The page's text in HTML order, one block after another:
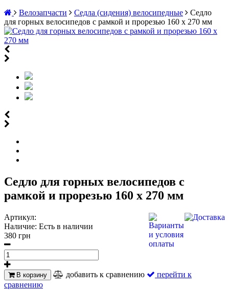
Велозапчасти
Седла (сидения) велосипедные
Седло
для горных велосипедов с рамкой и прорезью 160 х 270 мм
Седло для горных велосипедов с
рамкой и прорезью 160 х 270 мм
Артикул:
Наличие: Есть в наличии
380 грн
В корзину добавить к сравнению
перейти к
сравнению